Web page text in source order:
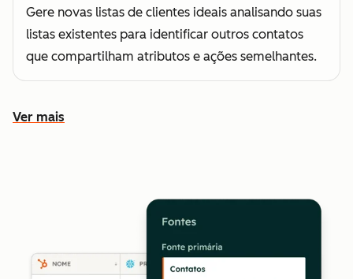
Gere novas listas de clientes ideais analisando suas
listas existentes para identificar outros contatos
que compartilham atributos e ações semelhantes.
Ver mais
Conheça outros recursos